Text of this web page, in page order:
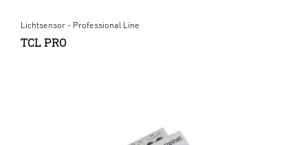
Lichtsensor - Professional Line
TCL PRO